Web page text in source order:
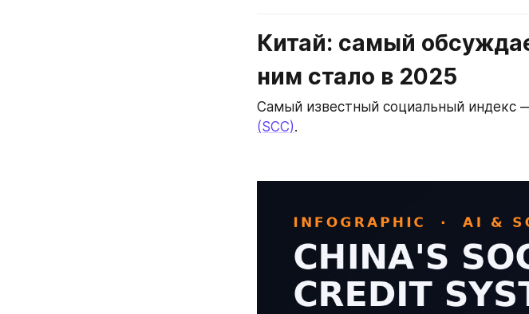
Китай: самый
ним стало в 2025
Самый известный социальный индекс
(SCC).